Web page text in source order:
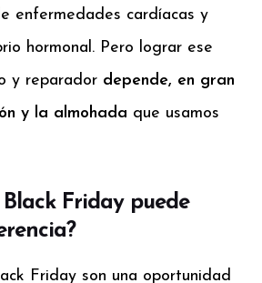
enfermedades cardíacas y
hormonal. Pero lograr ese
y reparador depende, en gran
y la almohada que usamos
Black Friday puede
Friday son una oportunidad